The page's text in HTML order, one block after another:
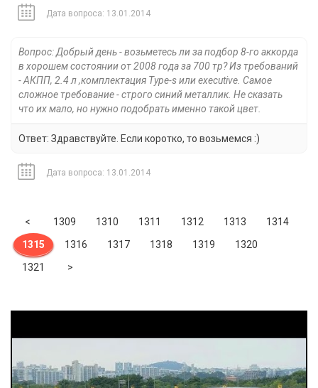
Дата вопроса: 13.01.2014
Вопрос: Добрый день - возьметесь ли за подбор 8-го аккорда
в хорошем состоянии от 2008 года за 700 тр? Из требований
- АКПП, 2.4 л ,комплектация Type-s или executive. Самое
сложное требование - строго синий металлик. Не сказать
что их мало, но нужно подобрать именно такой цвет.
Ответ: Здравствуйте. Если коротко, то возьмемся :)
Дата вопроса: 13.01.2014
< Previous
1309 1310 1311 1312 1313
1314
1315
1316 1317 1318 1319
1320
1321
>